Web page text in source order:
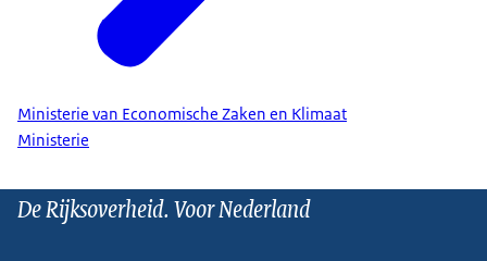
Ministerie van Economische Zaken en Klimaat
Ministerie
De Rijksoverheid. Voor Nederland